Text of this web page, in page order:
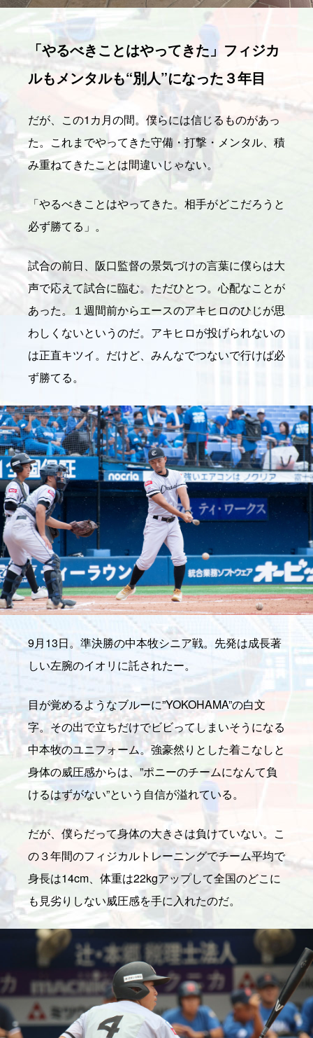
「やるべきことはやってきた」フィジカ
ルもメンタルも“別人”になった３年目
だが、この1カ月の間。僕らには信じるものがあっ
た。これまでやってきた守備・打撃・メンタル、積
み重ねてきたことは間違いじゃない。
「やるべきことはやってきた。相手がどこだろうと
必ず勝てる」。
試合の前日、阪口監督の景気づけの言葉に僕らは大
声で応えて試合に臨む。ただひとつ。心配なことが
あった。１週間前からエースのアキヒロのひじが思
わしくないというのだ。アキヒロが投げられないの
は正直キツイ。だけど、みんなでつないで行けば必
ず勝てる。
9月13日。準決勝の中本牧シニア戦。先発は成長著
しい左腕のイオリに託されたー。
目が覚めるようなブルーに”YOKOHAMA”の白文
字。その出で立ちだけでビビってしまいそうになる
中本牧のユニフォーム。強豪然りとした着こなしと
身体の威圧感からは、”ポニーのチームになんて負
けるはずがない”という自信が溢れている。
だが、僕らだって身体の大きさは負けていない。こ
の３年間のフィジカルトレーニングでチーム平均で
身長は14cm、体重は22kgアップして全国のどこに
も見劣りしない威圧感を手に入れたのだ。